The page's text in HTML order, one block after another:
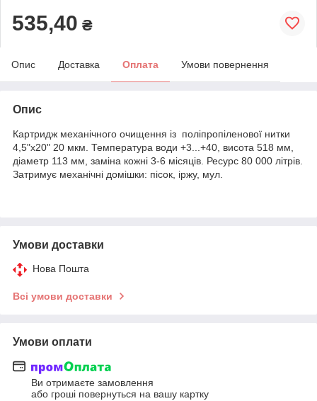
535,40 ₴
Опис Доставка Оплата Умови повернення
Опис
Картридж механічного очищення із поліпропіленової нитки
4,5"x20" 20 мкм. Температура води +3...+40, висота 518 мм,
діаметр 113 мм, заміна кожні 3-6 місяців. Ресурс 80 000 літрів.
Затримує механічні домішки: пісок, іржу, мул.
Умови доставки
Нова Пошта
Всі умови доставки
Умови оплати
Ви отримаєте замовлення
або гроші повернуться на вашу картку